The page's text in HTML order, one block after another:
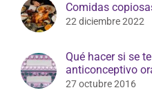
Comidas
22 diciembre 2022
Qué hacer si se
anticonceptivo
27 octubre 2016